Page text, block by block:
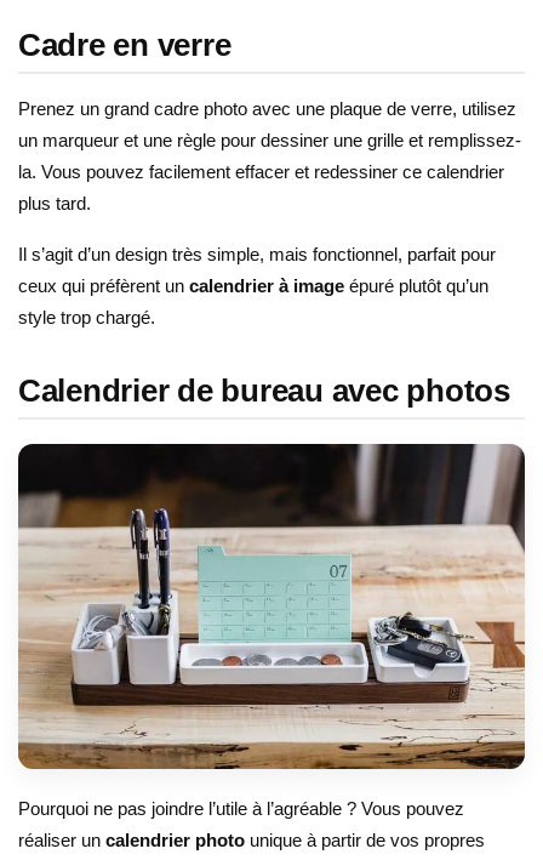
Cadre en verre
Prenez un grand cadre photo avec une plaque de verre, utilisez
un marqueur et une règle pour dessiner une grille et remplissez-
la. Vous pouvez facilement effacer et redessiner ce calendrier
plus tard.
Il s’agit d’un design très simple, mais fonctionnel, parfait pour
ceux qui préfèrent un calendrier à image épuré plutôt qu’un
style trop chargé.
Calendrier de bureau avec photos
Pourquoi ne pas joindre l’utile à l’agréable ? Vous pouvez
réaliser un calendrier photo unique à partir de vos propres